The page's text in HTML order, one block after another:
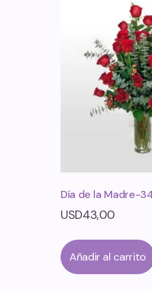
Día de la Madre-
USD43,00
Añadir al carrito